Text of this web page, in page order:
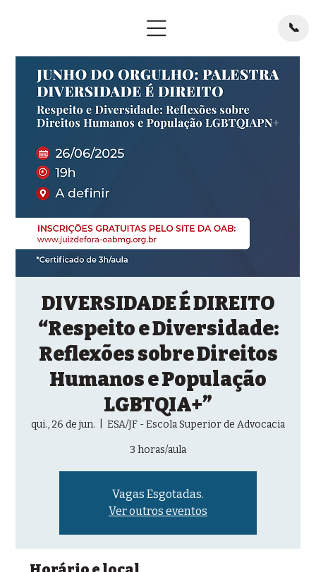
📞
DIVERSIDADE É DIREITO
“Respeito e Diversidade:
Reflexões sobre Direitos
Humanos e População
LGBTQIA+”
qui., 26 de jun. ESA/JF - Escola Superior de Advocacia
3 horas/aula
Vagas Esgotadas.
Ver outros eventos